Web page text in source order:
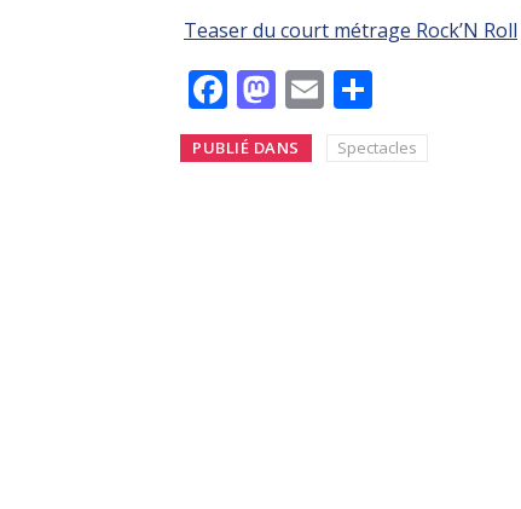
Teaser du court métrage Rock’N Roll
Facebook
Mastodon
Email
PUBLIÉ DANS Spectacles